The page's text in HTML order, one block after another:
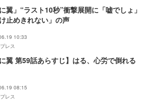
に翼」“ラスト10秒”衝撃展開に「嘘でしょ」
け止めきれない」の声
10:33
レス
に翼 第59話あらすじ】はる、心労で倒れる
08:15
レス